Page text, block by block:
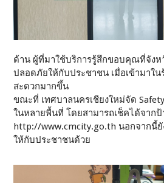
ด้าน ผู้ที่มาใช้บริการรู้สึกขอบคุณที่จังห
ปลอดภัยให้กับประชาชน เมื่อเข้ามาใน
สะดวกมากขึ้น
ขณะที่ เทศบาลนครเชียงใหม่จัด
ในหลายพื้นที่ โดยสามารถเช็คได้จากป้
http://www.cmcity.go.th นอกจากนี้
ให้กับประชาชนด้วย